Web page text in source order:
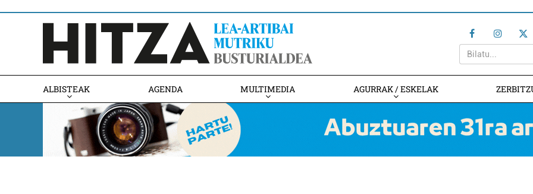
ALBISTEAK AGENDA MULTIMEDIA AGURRAK / ESKELAK